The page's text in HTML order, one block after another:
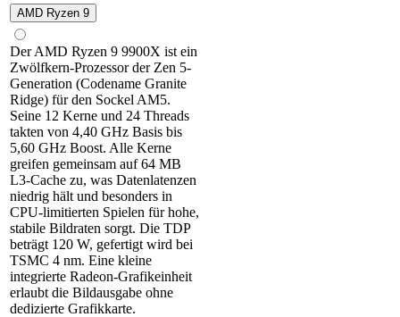
AMD Ryzen 9
Der AMD Ryzen 9 9900X ist ein
Zwölfkern-Prozessor der Zen 5-
Generation (Codename Granite
Ridge) für den Sockel AM5.
Seine 12 Kerne und 24 Threads
takten von 4,40 GHz Basis bis
5,60 GHz Boost. Alle Kerne
greifen gemeinsam auf 64 MB
L3-Cache zu, was Datenlatenzen
niedrig hält und besonders in
CPU-limitierten Spielen für hohe,
stabile Bildraten sorgt. Die TDP
beträgt 120 W, gefertigt wird bei
TSMC 4 nm. Eine kleine
integrierte Radeon-Grafikeinheit
erlaubt die Bildausgabe ohne
dedizierte Grafikkarte.